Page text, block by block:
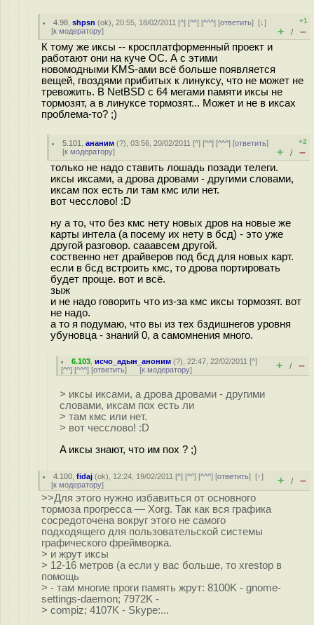
4.98 ,shpsn (ok), 20:55, 18/02/2011 [^] [^^] [^^^] [ответить][↓]
[к модератору]
+1
+ / –
К тому же иксы -- кросплатформенный проект и
работают они на куче ОС. А с этими
новомодными KMS-ами всё больше появляется
вещей, гвоздями прибитых к линуксу, что не может не
тревожить. В NetBSD с 64 мегами памяти иксы не
тормозят, а в линуксе тормозят... Может и не в иксах
проблема-то? ;)
5.101 ,ананим (?), 03:56, 20/02/2011 [^] [^^] [^^^] [ответить]
[к модератору]
+2
+ / –
только не надо ставить лошадь позади телеги.
иксы иксами, а дрова дровами - другими словами,
иксам пох есть ли там кмс или нет.
вот чесслово! :D
ну а то, что без кмс нету новых дров на новые же
карты интела (а посему их нету в бсд) - это уже
другой разговор. сааавсем другой.
соственно нет драйверов под бсд для новых карт.
если в бсд встроить кмс, то дрова портировать
будет проще. вот и всё.
зыж
и не надо говорить что из-за кмс иксы тормозят. вот
не надо.
а то я подумаю, что вы из тех бздишнегов уровня
убуновца - знаний 0, а самомнения много.
6.103 ,исчо_адын_аноним (?), 22:47, 22/02/2011 [^]
[^^] [^^^] [ответить] [к модератору] + / –
> иксы иксами, а дрова дровами - другими
словами, иксам пох есть ли
> там кмс или нет.
> вот чесслово! :D
A иксы знают, что им пох ? ;)
4.100 ,fidaj (ok), 12:24, 19/02/2011 [^] [^^] [^^^] [ответить][↑]
[к модератору] + / –
>>Для этого нужно избавиться от основного
тормоза прогресса — Xorg. Так как вся графика
сосредоточена вокруг этого не самого
подходящего для пользовательской системы
графического фреймворка.
> и жрут иксы
> 12-16 метров (а если у вас больше, то xrestop в
помощь
> - там многие проги память жрут: 8100K - gnome-
settings-daemon; 7972K -
> compiz; 4107K - Skype:...